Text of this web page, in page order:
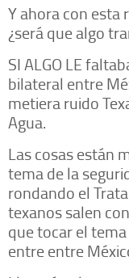
Y ahora con esta
¿será que algo
SI ALGO LE
bilateral entre
metiera ruido
Agua.
Las cosas están
tema de la
rondando el
texanos salen
que tocar el
entre entre